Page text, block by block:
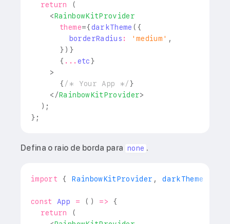
return
(
<RainbowKitProvider
theme={darkTheme ( {
        borderRadius
: 'medium' ,
} ) }
{ ... etc }
>
{ /* Your App */ }
</RainbowKitProvider>
) ;
} ;
Defina o raio de borda para none .
import { RainbowKitProvider , darkTheme
const App = ( ) =>
{
return
(